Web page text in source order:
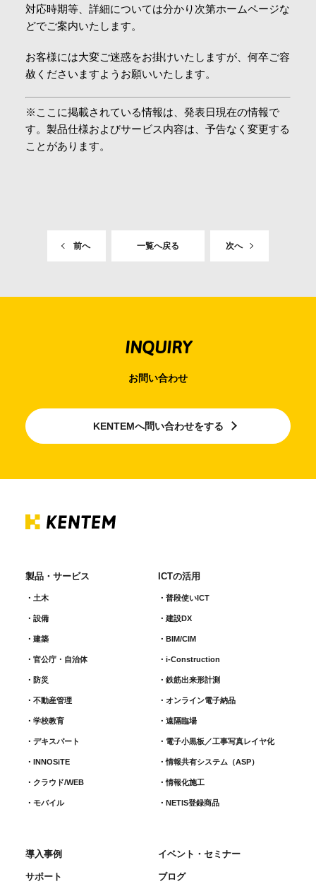
対応時期等、詳細については分かり次第ホームページな
どでご案内いたします。
お客様には大変ご迷惑をお掛けいたしますが、何卒ご容
赦くださいますようお願いいたします。
※ここに掲載されている情報は、発表日現在の情報で
す。製品仕様およびサービス内容は、予告なく変更する
ことがあります。
前へ 一覧へ戻る 次へ
INQUIRY
お問い合わせ
KENTEMへ問い合わせをする
製品・サービス
土木
設備
建築
官公庁・自治体
防災
不動産管理
学校教育
デキスパート
INNOSiTE
クラウド/WEB
モバイル
ICTの活用
普段使いICT
建設DX
BIM/CIM
i-Construction
鉄筋出来形計測​
オンライン電子納品
遠隔臨場
電子小黒板／工事写真レイヤ化
情報共有システム（ASP）
情報化施工
NETIS登録商品
導入事例
サポート
イベント・セミナー
ブログ